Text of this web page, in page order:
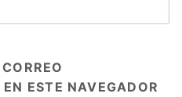
ESTE NAVEGADOR